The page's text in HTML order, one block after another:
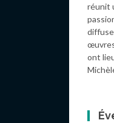
réunit
ont